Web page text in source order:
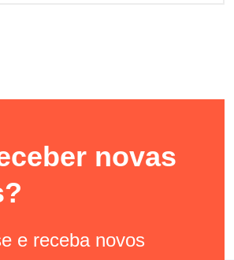
novas
e receba novos